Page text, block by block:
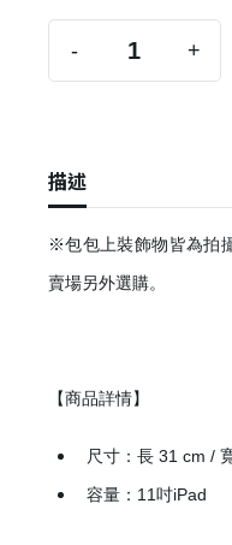
- +
描述
※包包上裝飾物皆為拍
賣場另外選購。
【商品詳情】
尺寸：長 31 cm /
容量：11吋iPad